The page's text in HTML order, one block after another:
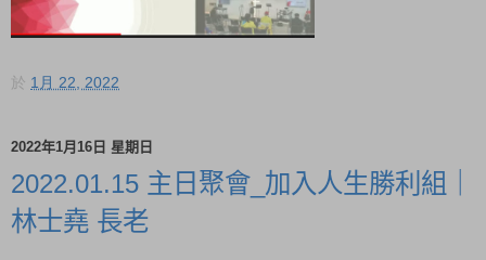
於 1月 22, 2022
2022年1月16日 星期日
2022.01.15 主日聚會_加入人生勝利組｜
林士堯 長老